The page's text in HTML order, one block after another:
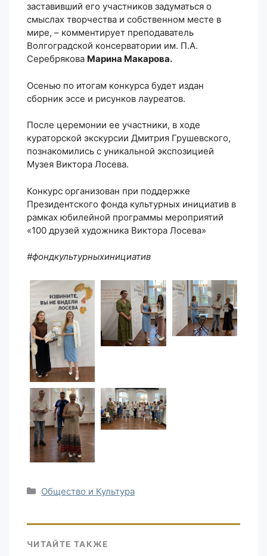
заставивший его участников задуматься о
смыслах творчества и собственном месте в
мире, – комментирует преподаватель
Волгоградской консерватории им. П.А.
Серебрякова Марина Макарова.
Осенью по итогам конкурса будет издан
сборник эссе и рисунков лауреатов.
После церемонии ее участники, в ходе
кураторской экскурсии Дмитрия Грушевского,
познакомились с уникальной экспозицией
Музея Виктора Лосева.
Конкурс организован при поддержке
Президентского фонда культурных инициатив в
рамках юбилейной программы мероприятий
«100 друзей художника Виктора Лосева»
#фондкультурныхинициатив
Рубрики
Общество и Культура
ЧИТАЙТЕ ТАКЖЕ